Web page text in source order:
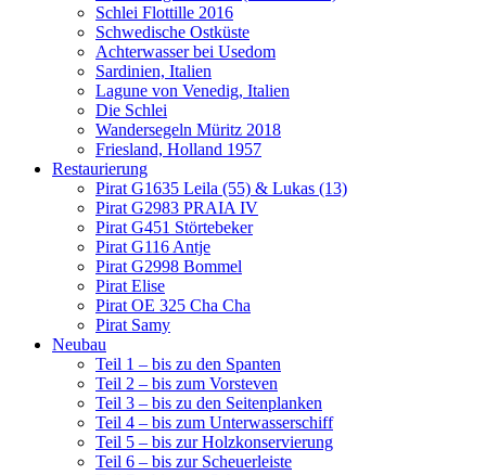
Schlei Flottille 2016
Schwedische Ostküste
Achterwasser bei Usedom
Sardinien, Italien
Lagune von Venedig, Italien
Die Schlei
Wandersegeln Müritz 2018
Friesland, Holland 1957
Restaurierung
Pirat G1635 Leila (55) & Lukas (13)
Pirat G2983 PRAIA IV
Pirat G451 Störtebeker
Pirat G116 Antje
Pirat G2998 Bommel
Pirat Elise
Pirat OE 325 Cha Cha
Pirat Samy
Neubau
Teil 1 – bis zu den Spanten
Teil 2 – bis zum Vorsteven
Teil 3 – bis zu den Seitenplanken
Teil 4 – bis zum Unterwasserschiff
Teil 5 – bis zur Holzkonservierung
Teil 6 – bis zur Scheuerleiste